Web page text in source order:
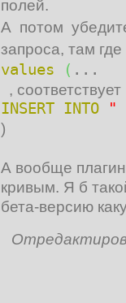
полей.
А потом
запроса, там где
values ( ...
,
INSERT INTO "
)
А вообще
кривым. Я б
бета-версию